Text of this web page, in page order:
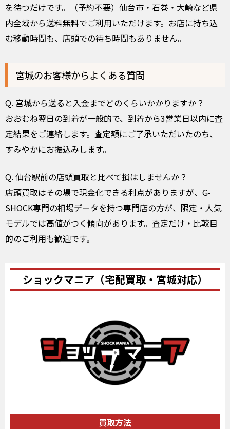
を待つだけです。（予約不要）仙台市・石巻・大崎など県
内全域から送料無料でご利用いただけます。お店に持ち込
む移動時間も、店頭での待ち時間もありません。
宮城のお客様からよくある質問
Q. 宮城から送ると入金までどのくらいかかりますか？
おおむね翌日の到着が一般的で、到着から3営業日以内に査
定結果をご連絡します。査定額にご了承いただいたのち、
すみやかにお振込みします。
Q. 仙台駅前の店頭買取と比べて損はしませんか？
店頭買取はその場で現金化できる利点がありますが、G-
SHOCK専門の相場データを持つ専門店の方が、限定・人気
モデルでは高値がつく傾向があります。査定だけ・比較目
的のご利用も歓迎です。
ショックマニア（宅配買取・宮城対応）
買取方法